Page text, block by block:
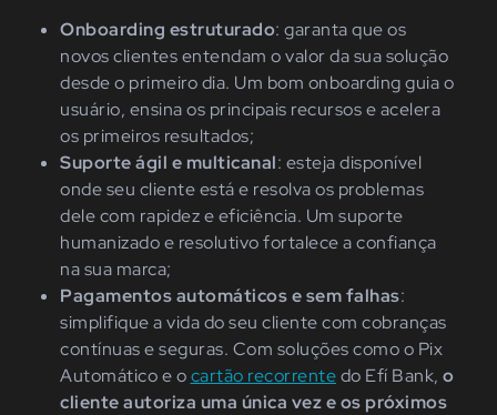
Onboarding estruturado: garanta que os
novos clientes entendam o valor da sua solução
desde o primeiro dia. Um bom onboarding guia o
usuário, ensina os principais recursos e acelera
os primeiros resultados;
Suporte ágil e multicanal: esteja disponível
onde seu cliente está e resolva os problemas
dele com rapidez e eficiência. Um suporte
humanizado e resolutivo fortalece a confiança
na sua marca;
Pagamentos automáticos e sem falhas:
simplifique a vida do seu cliente com cobranças
contínuas e seguras. Com soluções como o Pix
Automático e ocartão recorrentedo Efí Bank, o
cliente autoriza uma única vez e os próximos